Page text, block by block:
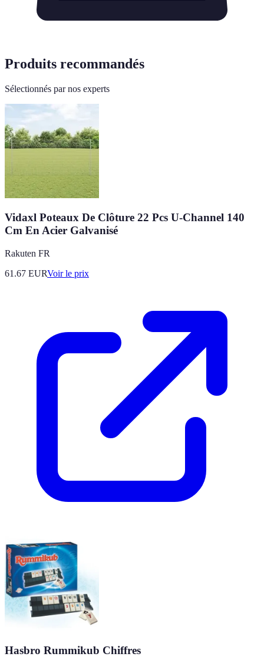
Produits recommandés
Sélectionnés par nos experts
Vidaxl Poteaux De Clôture 22 Pcs U-Channel 140
Cm En Acier Galvanisé
Rakuten FR
61.67 EURVoir le prix
Hasbro Rummikub Chiffres